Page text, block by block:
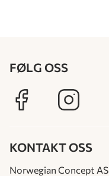
FØLG OSS
KONTAKT OSS
Norwegian Concept AS